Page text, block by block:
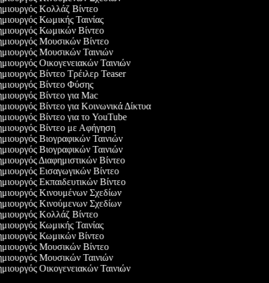
Κολλάζ Βίντεο
Κωμικής Ταινίας
Κωμικών Βίντεο
Μουσικών Βίντεο
Μουσικών Ταινιών
Οικογενειακών Ταινιών
Βίντεο Τρέιλερ Teaser
Βίντεο Φύσης
Βίντεο για Mac
Βίντεο για Κοινωνικά Δίκτυα
Βίντεο για το YouTube
Βίντεο με Αφήγηση
Βιογραφικών Ταινιών
Βιογραφικών Ταινιών
Διαφημιστικών Βίντεο
Εισαγωγικών Βίντεο
Εκπαιδευτικών Βίντεο
Κινουμένων Σχεδίων
Κινούμενων Σχεδίων
Κολλάζ Βίντεο
Κωμικής Ταινίας
Κωμικών Βίντεο
Μουσικών Βίντεο
Μουσικών Ταινιών
Οικογενειακών Ταινιών